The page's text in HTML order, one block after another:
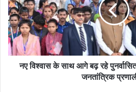
आगे
बढ़
रहे
पुनर्वासित
युवा:
विधानसभा
नए विश्वास के साथ आगे बढ़ रहे
जनतांत्रिक